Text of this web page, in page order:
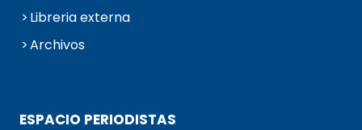
Libreria externa
Archivos
ESPACIO PERIODISTAS